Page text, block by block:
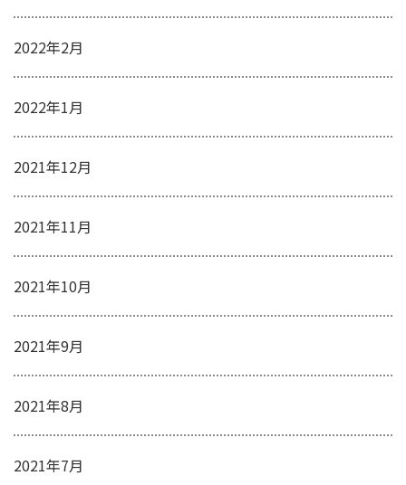
2022年2月
2022年1月
2021年12月
2021年11月
2021年10月
2021年9月
2021年8月
2021年7月